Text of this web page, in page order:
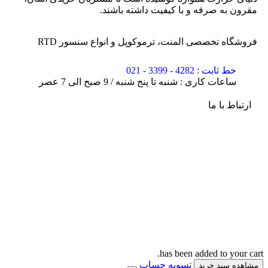
مقرون به صرفه و با کیفیت داشته باشند.
فروشگاه تخصصی المنت، ترموکوپل و انواع سنسور RTD
خط ثابت : 4282 - 3399 - 021
ساعات کاری : شنبه تا پنج شنبه / 9 صبح الی 7 عصر
ارتباط با ما
has been added to your cart.
مشاهده سبد خرید تسویه حساب